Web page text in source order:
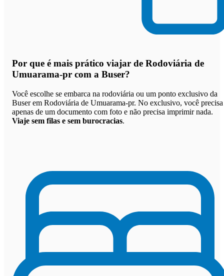
Por que é mais prático viajar de Rodoviária de
Umuarama-pr com a Buser?
Você escolhe se embarca na rodoviária ou um ponto exclusivo da
Buser em Rodoviária de Umuarama-pr. No exclusivo, você precisa
apenas de um documento com foto e não precisa imprimir nada.
Viaje sem filas e sem burocracias.